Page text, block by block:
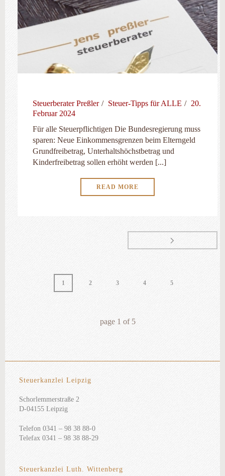
Steuerberater Preßler Steuer-Tipps für ALLE
20.
Februar 2024
Für alle Steuerpflichtigen Die Bundesregierung muss
sparen: Neue Einkommensgrenzen beim Elterngeld
Grundfreibetrag, Unterhaltshöchstbetrag und
Kinderfreibetrag sollen erhöht werden [...]
READ MORE
1 2 3 4 5
page 1 of 5
Steuerkanzlei Leipzig
Schorlemmerstraße 2
D-04155 Leipzig
Telefon 0341 – 98 38 88-0
Telefax 0341 – 98 38 88-29
Steuerkanzlei Luth. Wittenberg